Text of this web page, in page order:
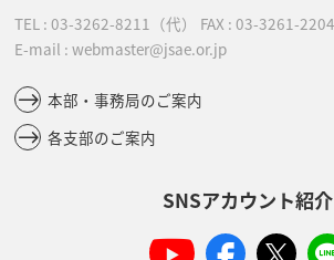
TEL : 03-3262-8211 （代） FAX : 03-3261-2204
E-mail : webmaster@jsae.or.jp
本部・事務局のご案内
各支部のご案内
SNSアカウント紹介